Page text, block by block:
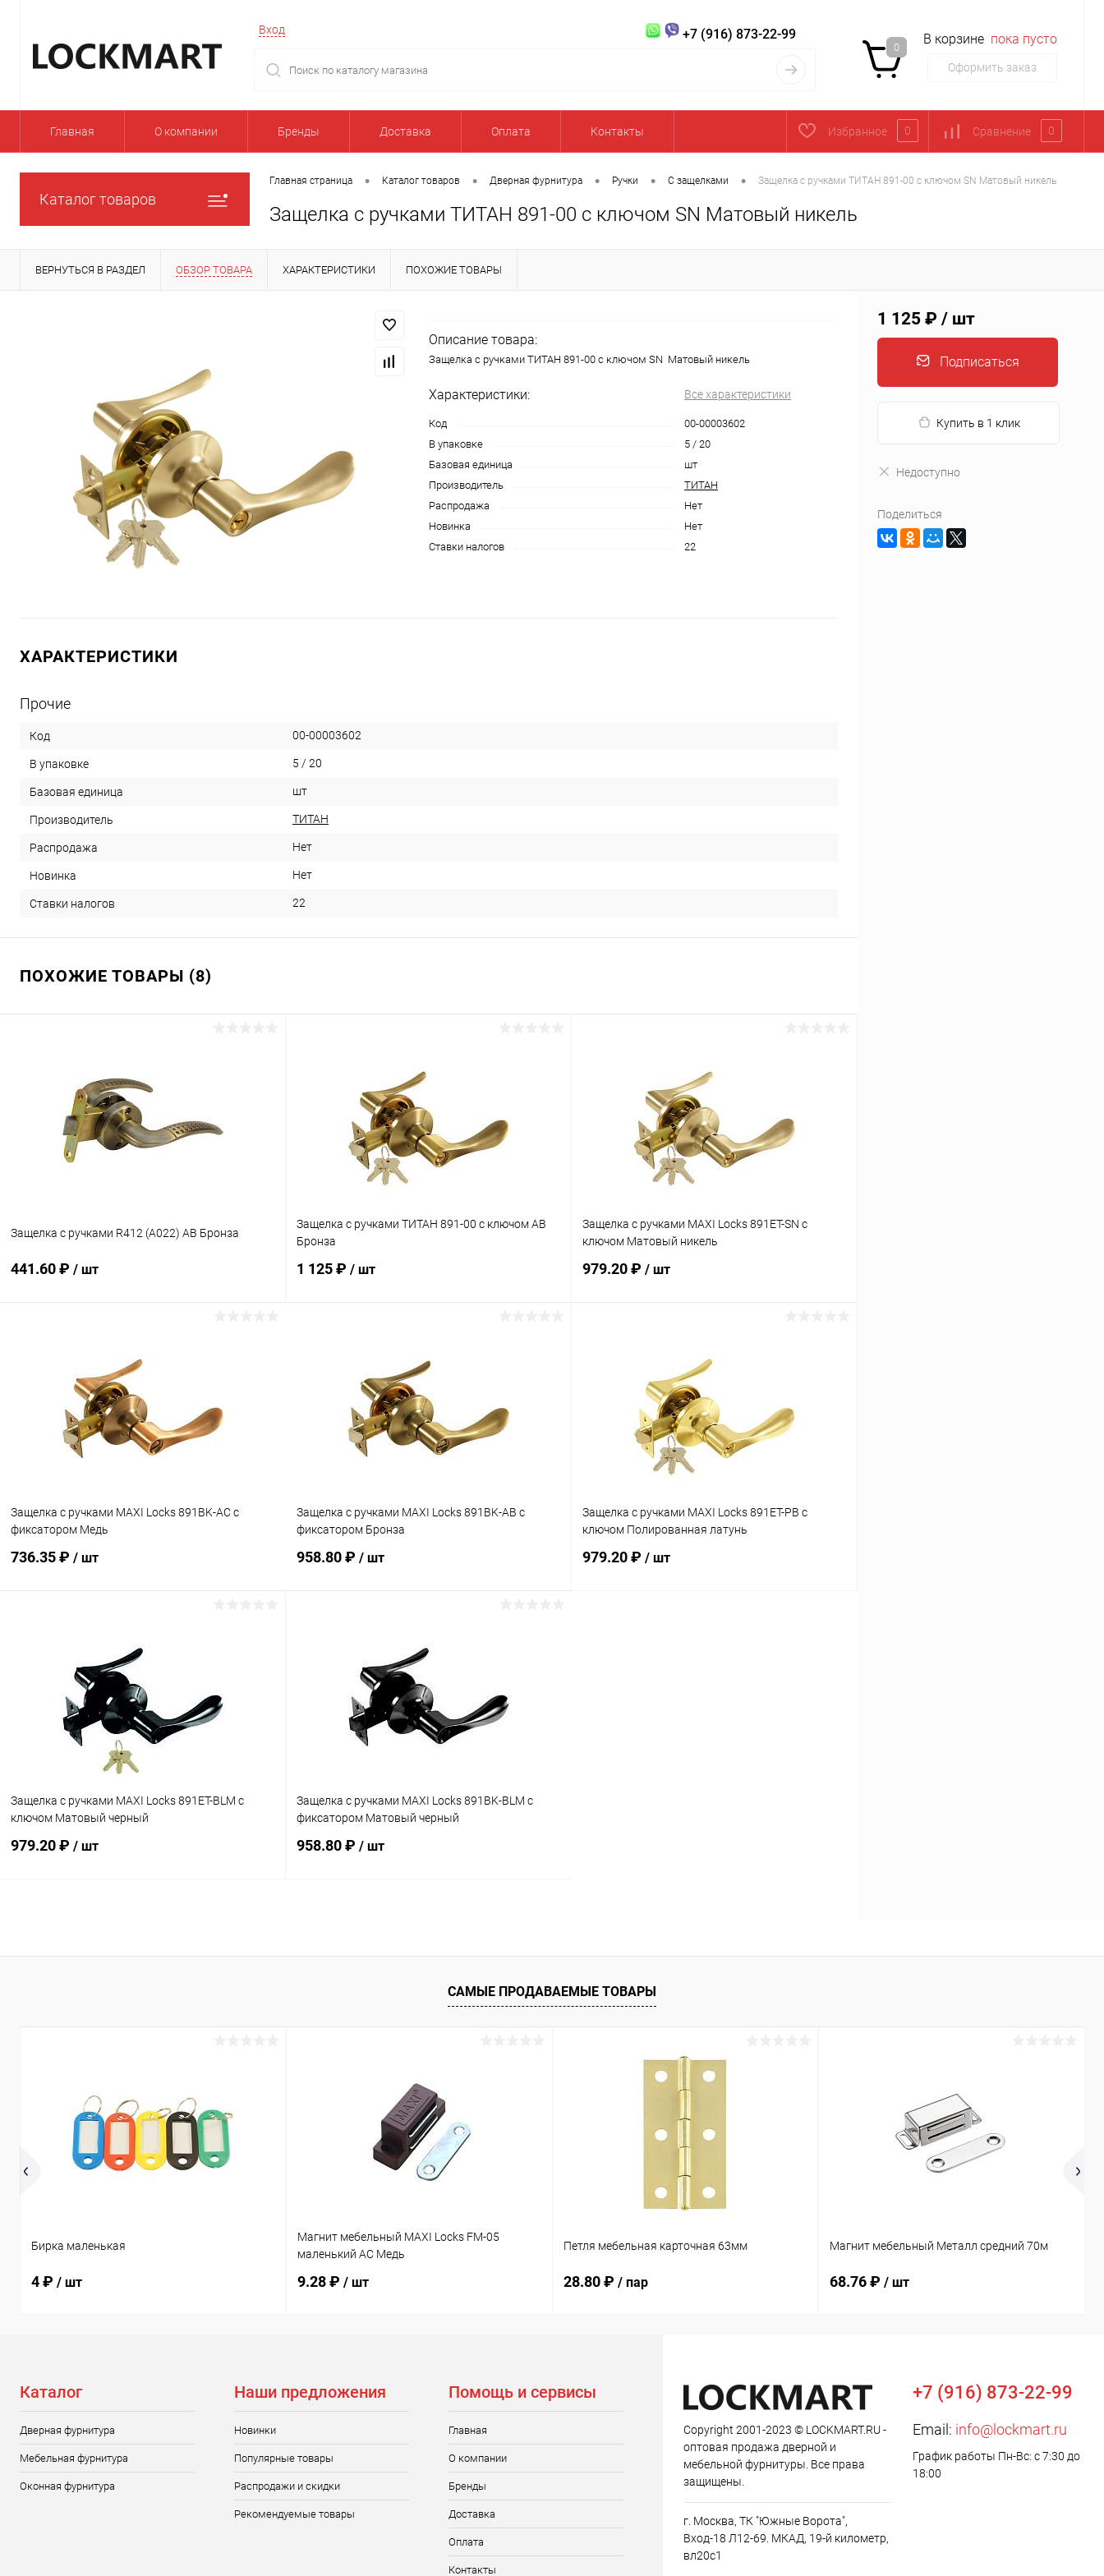
Вход +7 (916) 873-22-99
0
В корзине пока пусто
Оформить заказ
Главная О компании Бренды Доставка Оплата Контакты Избранное 0 Сравнение 0
Каталог товаров
Главная страница • Каталог товаров • Дверная фурнитура • Ручки • С защелками • Защелка с ручками ТИТАН 891-00 с ключом SN Матовый никель
Защелка с ручками ТИТАН 891-00 с ключом SN Матовый никель
ВЕРНУТЬСЯ В РАЗДЕЛ ОБЗОР ТОВАРА ХАРАКТЕРИСТИКИ ПОХОЖИЕ ТОВАРЫ
Описание товара:
Защелка с ручками ТИТАН 891-00 с ключом SN Матовый никель
Характеристики: Все характеристики
Код
00-00003602
В упаковке
5 / 20
Базовая единица
шт
Производитель
ТИТАН
Распродажа
Нет
Новинка
Нет
Ставки налогов
22
ХАРАКТЕРИСТИКИ
Прочие
Код 00-00003602
В упаковке 5 / 20
Базовая единица шт
Производитель ТИТАН
Распродажа Нет
Новинка Нет
Ставки налогов 22
ПОХОЖИЕ ТОВАРЫ (8)
Защелка с ручками R412 (A022) AB Бронза
441.60 ₽ / шт
Купить в 1 клик
В избранное В наличии
Защелка с ручками ТИТАН 891-00 с ключом AB
Бронза
1 125 ₽ / шт
Купить в 1 клик
В избранное В наличии
Защелка с ручками MAXI Locks 891ET-SN с
ключом Матовый никель
979.20 ₽ / шт
Купить в 1 клик
В избранное В наличии
Защелка с ручками MAXI Locks 891BK-AC с
фиксатором Медь
736.35 ₽ / шт
Купить в 1 клик
В избранное В наличии
Защелка с ручками MAXI Locks 891BK-AB с
фиксатором Бронза
958.80 ₽ / шт
Купить в 1 клик
В избранное В наличии
Защелка с ручками MAXI Locks 891ET-PB с
ключом Полированная латунь
979.20 ₽ / шт
Защелка с ручками MAXI Locks 891ET-BLM с
ключом Матовый черный
979.20 ₽ / шт
Купить в 1 клик Сравнение
Защелка с ручками MAXI Locks 891BK-BLM с
фиксатором Матовый черный
958.80 ₽ / шт
Купить в 1 клик Сравнение
В наличии
1 125 ₽ / шт
Подписаться
Купить в 1 клик
Недоступно
Поделиться
САМЫЕ ПРОДАВАЕМЫЕ ТОВАРЫ
Бирка маленькая
4 ₽ / шт
Магнит мебельный MAXI Locks FM-05
маленький AC Медь
9.28 ₽ / шт
Петля мебельная карточная 63мм
28.80 ₽ / пар
Магнит мебельный Металл средний 70м
68.76 ₽ / шт
Каталог
Дверная фурнитура
Мебельная фурнитура
Оконная фурнитура
Наши предложения
Новинки
Популярные товары
Распродажи и скидки
Рекомендуемые товары
Помощь и сервисы
Главная
О компании
Бренды
Доставка
Оплата
Контакты
Copyright 2001-2023 © LOCKMART.RU -
оптовая продажа дверной и
мебельной фурнитуры. Все права
защищены.
г. Москва, ТК "Южные Ворота",
Вход-18 Л12-69. МКАД, 19-й километр,
вл20с1
+7 (916) 873-22-99
Email: info@lockmart.ru
График работы Пн-Вс: с 7:30 до
18:00